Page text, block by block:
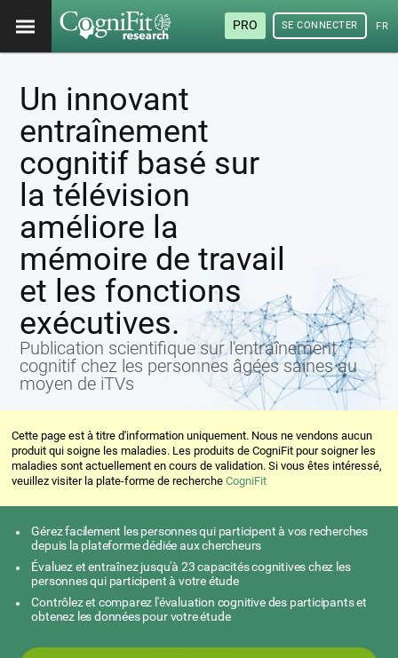
PRO SE CONNECTER
Un innovant
entraînement
cognitif basé sur
la télévision
améliore la
mémoire de travail
et les fonctions
exécutives.
Publication scientifique sur l'entraînement
cognitif chez les personnes âgées saines au
moyen de iTVs
Cette page est à titre d'information uniquement. Nous ne vendons aucun
produit qui soigne les maladies. Les produits de CogniFit pour soigner les
maladies sont actuellement en cours de validation. Si vous êtes intéressé,
veuillez visiter la plate-forme de rechercheCogniFit
Gérez facilement les personnes qui participent à vos recherches
depuis la plateforme dédiée aux chercheurs
Évaluez et entraînez jusqu'à 23 capacités cognitives chez les
personnes qui participent à votre étude
Contrôlez et comparez l'évaluation cognitive des participants et
obtenez les données pour votre étude